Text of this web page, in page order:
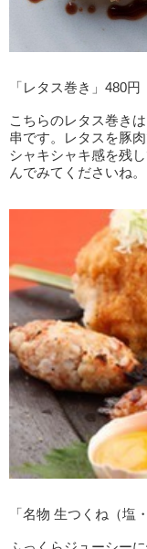
「レタス巻き」480円
こちらのレタス巻き
串です。レタスを豚
シャキシャキ感を残
んでみてくださいね。
「名物 生つくね（塩